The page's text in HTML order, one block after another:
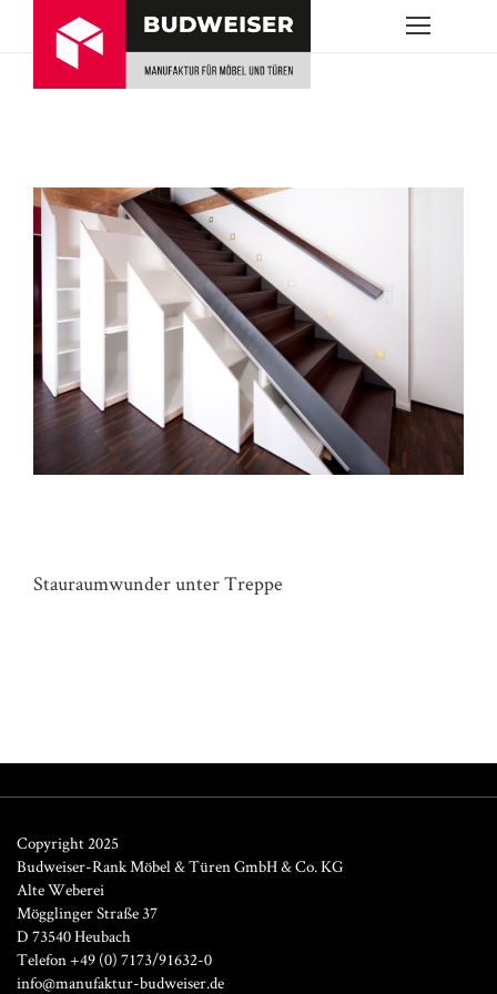
Stauraumwunder unter Treppe
Copyright 2025
Budweiser-Rank Möbel & Türen GmbH & Co. KG
Alte Weberei
Mögglinger Straße 37
D 73540 Heubach
Telefon +49 (0) 7173/91632-0
info@manufaktur-budweiser.de